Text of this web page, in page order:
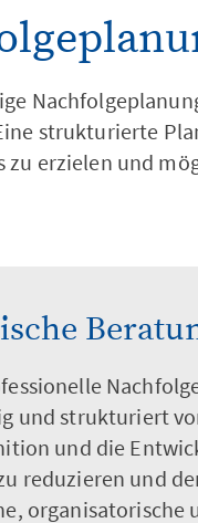
Signage
strukturierte
zu erzielen und
und strukturiert
und die
reduzieren und
organisatorische